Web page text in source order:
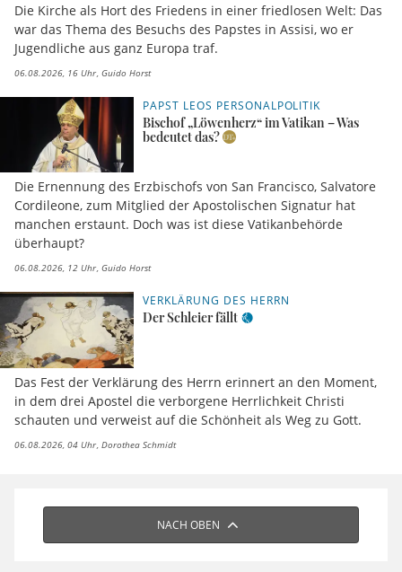
Die Kirche als Hort des Friedens in einer friedlosen Welt: Das
war das Thema des Besuchs des Papstes in Assisi, wo er
Jugendliche aus ganz Europa traf.
06.08.2026, 16 Uhr Guido Horst
PAPST LEOS PERSONALPOLITIK
Bischof „Löwenherz“ im Vatikan – Was
bedeutet das?
Die Ernennung des Erzbischofs von San Francisco, Salvatore
Cordileone, zum Mitglied der Apostolischen Signatur hat
manchen erstaunt. Doch was ist diese Vatikanbehörde
überhaupt?
06.08.2026, 12 Uhr Guido Horst
VERKLÄRUNG DES HERRN
Der Schleier fällt
Das Fest der Verklärung des Herrn erinnert an den Moment,
in dem drei Apostel die verborgene Herrlichkeit Christi
schauten und verweist auf die Schönheit als Weg zu Gott.
06.08.2026, 04 Uhr Dorothea Schmidt
NACH OBEN